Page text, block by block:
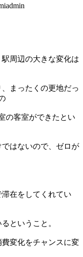
周辺の大きな変化は
まったくの更地だっ
の客室ができたとい
はないので、ゼロが
在をしてくれてい
ということ。
変化をチャンスに変